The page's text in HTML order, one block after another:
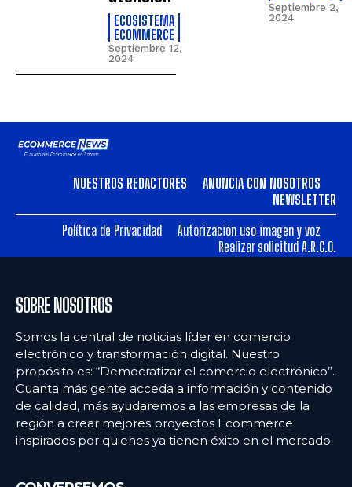
ECOSISTEMA
ECOMMERCE
Septiembre 12,
2024
Septiembre 2,
2024
NUESTROS REDACTORES
ANUNCIA CON NOSOTROS
NEWSLETTER
Política de Privacidad
Autorización uso imagen y voz
Realizar solicitud A.R.C.O.
SOBRE NOSOTROS
Somos la central de noticias líder en comercio
electrónico y transformación digital. Nuestro
propósito es: “Democratizar el comercio electrónico”.
Cuanta más gente acceda a información y contenido
de calidad, más ayudaremos a las empresas de la
región a crear mejores proyectos Ecommerce
inspirados por quienes ya tienen éxito en el mercado.